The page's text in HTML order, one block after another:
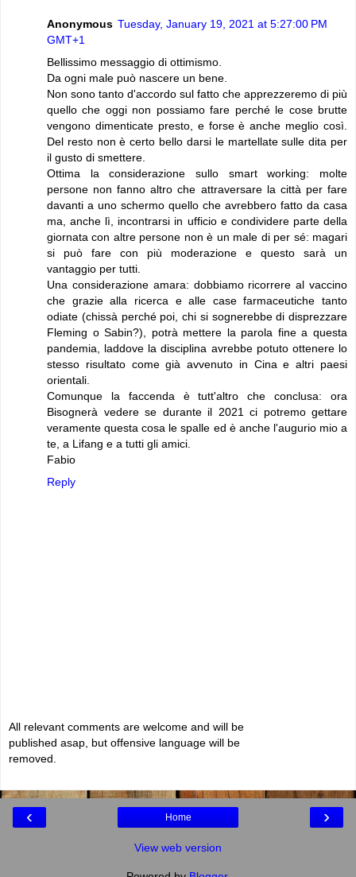
Anonymous Tuesday, January 19, 2021 at 5:27:00 PM
GMT+1
Bellissimo messaggio di ottimismo.
Da ogni male può nascere un bene.
Non sono tanto d'accordo sul fatto che apprezzeremo di più
quello che oggi non possiamo fare perché le cose brutte
vengono dimenticate presto, e forse è anche meglio così.
Del resto non è certo bello darsi le martellate sulle dita per
il gusto di smettere.
Ottima la considerazione sullo smart working: molte
persone non fanno altro che attraversare la città per fare
davanti a uno schermo quello che avrebbero fatto da casa
ma, anche lì, incontrarsi in ufficio e condividere parte della
giornata con altre persone non è un male di per sé: magari
si può fare con più moderazione e questo sarà un
vantaggio per tutti.
Una considerazione amara: dobbiamo ricorrere al vaccino
che grazie alla ricerca e alle case farmaceutiche tanto
odiate (chissà perché poi, chi si sognerebbe di disprezzare
Fleming o Sabin?), potrà mettere la parola fine a questa
pandemia, laddove la disciplina avrebbe potuto ottenere lo
stesso risultato come già avvenuto in Cina e altri paesi
orientali.
Comunque la faccenda è tutt'altro che conclusa: ora
Bisognerà vedere se durante il 2021 ci potremo gettare
veramente questa cosa le spalle ed è anche l'augurio mio a
te, a Lifang e a tutti gli amici.
Fabio
Reply
All relevant comments are welcome and will be
published asap, but offensive language will be
removed.
‹ ›
Home
View web version